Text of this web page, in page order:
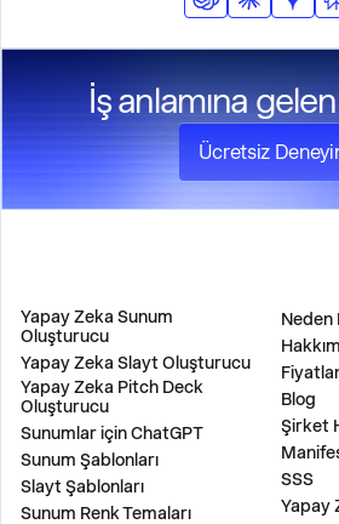
koruyarak bu öğeleri sunum
dahil edecektir.
İş anlamına
Ücretsiz
Yapay Zeka Sunum
Oluşturucu
Yapay Zeka Slayt Oluşturucu
Yapay Zeka Pitch Deck
Oluşturucu
Sunumlar için ChatGPT
Sunum Şablonları
Slayt Şablonları
Sunum Renk Temaları
Neden
Blog
Şirket
SSS
Yapay